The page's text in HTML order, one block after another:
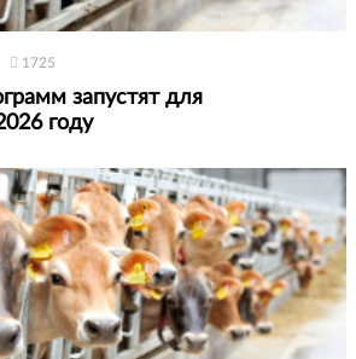
1725
запустят для
году